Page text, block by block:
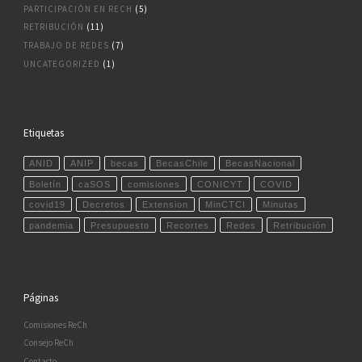
PARTICIPACIÓN EN RECH (5)
RETRIBUCIÓN (11)
TRABAJO DE REDES (7)
UNCATEGORIZED (1)
Etiquetas
ANID ANIP becas BecasChile BecasNacional
Boletín caSOS comisiones CONICYT COVID
covid19 Decretos Extension MinCTCI Minutas
pandemia Presupuesto Recortes Redes Retribución
Páginas
Comisiones ReCh
Consejo ReCh